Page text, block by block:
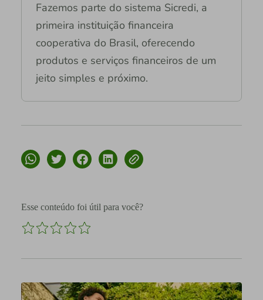
Fazemos parte do sistema Sicredi, a
primeira instituição financeira
cooperativa do Brasil, oferecendo
produtos e serviços financeiros de um
jeito simples e próximo.
Esse conteúdo foi útil para você?